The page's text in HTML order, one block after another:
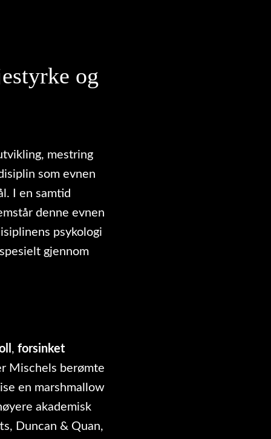
og
mestring
som evnen
I en samtid
denne evnen
psykologi
gjennom
, forsinket
Mischels berømte
en marshmallow
akademisk
Duncan & Quan,